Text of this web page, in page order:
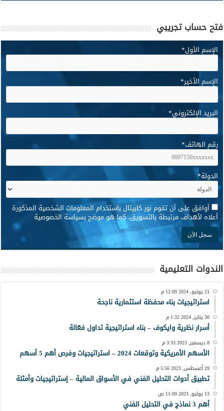
فتح حساب تجريبي
الإسم الأول*
الإسم الأخير*
البريد الإلكتروني*
رقم الهاتف*
الدولة*
* أوافق على أن تقوم نور كابيتال باستخدام المعلومات الشخصية المذكورة
أعلاه لأهداف مرتبطة بالتسويق، كما هو موضح بسياسة الخصوصية
الندوات التعليمية
21 يونيو, 2024 12:09 م
استراتيجيات بناء محفظة استثمارية ناجحة
30 يناير, 2024 1:32 م
أسرار نظرية وايكوف – بناء استراتيجية تداول فعّالة
8 ديسمبر, 2023 3:33 م
الأسهم الأمريكية وتوقعات 2024 – استراتيجيات وفرص أهم 5 أسهم
29 أغسطس, 2023 5:56 م
تطبيق أدوات التحليل الفني في الأسواق المالية – إستراتيجيات وأمثلة
13 يوليو, 2023 11:09 ص
أهم 3 نماذج في التحليل الفني